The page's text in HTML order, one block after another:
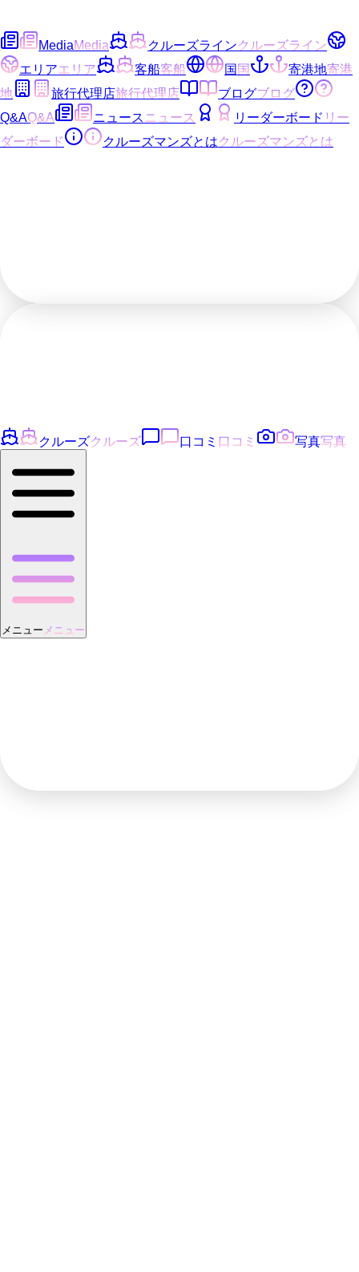
MediaMedia クルーズラインクルーズライン
エリアエリア 客船客船 国国 寄港地寄港
地
旅行代理店旅行代理店 ブログブログ
Q&AQ&A ニュース ニュース リーダーボード リー
ダーボード
クルーズマンズとはクルーズマンズとは
クルーズクルーズ 口コミ 口コミ 写真写真
メニュー メニュー